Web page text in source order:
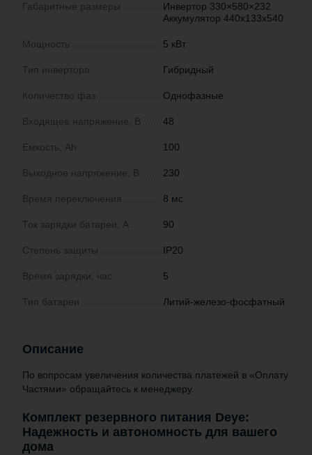
Габаритные размеры
Инвертор 330×580×232
Аккумулятор 440х133х540
Мощность 5 кВт
Тип инвертора Гибридный
Количество фаз Однофазные
Входящее напряжение, В 48
Емкость, Ah 100
Выходное напряжение, В 230
Время переключения 8 мс
Ток зарядки батареи, А 90
Степень защиты IP20
Время зарядки, час 5
Тип батареи Литий-железо-фосфатный
Описание
По вопросам увеличения количества платежей в «Оплату
Частями» обращайтесь к менеджеру.
Комплект резервного питания Deye:
Надежность и автономность для вашего
дома